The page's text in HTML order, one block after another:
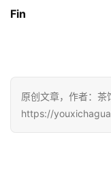
Fin
原创文章，作者：茶
https://